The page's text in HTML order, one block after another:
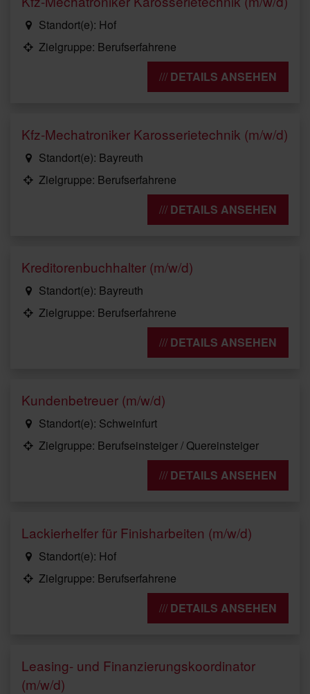
Standort(e): Hof
Zielgruppe: Berufserfahrene
DETAILS ANSEHEN
Kfz-Mechatroniker Karosserietechnik (m/w/d)
Standort(e): Bayreuth
Zielgruppe: Berufserfahrene
DETAILS ANSEHEN
Kreditorenbuchhalter (m/w/d)
Standort(e): Bayreuth
Zielgruppe: Berufserfahrene
DETAILS ANSEHEN
Kundenbetreuer (m/w/d)
Standort(e): Schweinfurt
Zielgruppe: Berufseinsteiger / Quereinsteiger
DETAILS ANSEHEN
Lackierhelfer für Finisharbeiten (m/w/d)
Standort(e): Hof
Zielgruppe: Berufserfahrene
DETAILS ANSEHEN
Leasing- und Finanzierungskoordinator
(m/w/d)